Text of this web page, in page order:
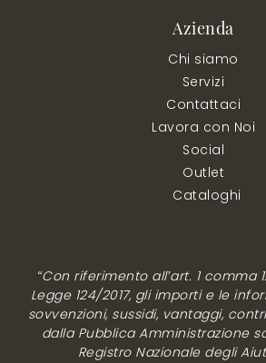
Azienda
Chi siamo
Servizi
Contattaci
Lavora con Noi
Social
Outlet
Cataloghi
“Con riferimento all’art. 1 comma
Legge 124/2017, gli importi e le
sovvenzioni, sussidi, vantaggi,
dalla Pubblica Amministrazione
Registro Nazionale degli